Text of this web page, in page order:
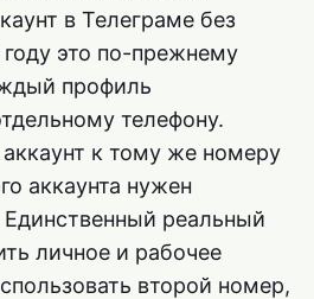
в Телеграме без
это по-прежнему
профиль
телефону.
к тому же номеру
аккаунта нужен
реальный
личное и рабочее
второй номер,